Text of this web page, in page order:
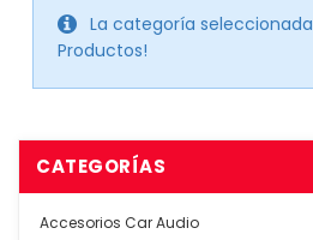
La categoría seleccionada
Productos!
CATEGORÍAS
Accesorios Car Audio